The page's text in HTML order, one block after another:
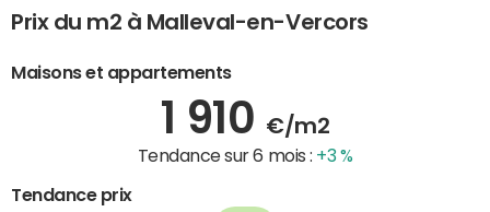
Prix du m2 à Malleval-en-Vercors
Maisons et appartements
1 910 €/m2
Tendance sur 6 mois : +3 %
Tendance prix